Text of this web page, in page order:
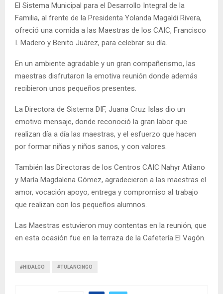
El Sistema Municipal para el Desarrollo Integral de la
Familia, al frente de la Presidenta Yolanda Magaldi Rivera,
ofreció una comida a las Maestras de los CAIC, Francisco
I. Madero y Benito Juárez, para celebrar su día.
En un ambiente agradable y un gran compañerismo, las
maestras disfrutaron la emotiva reunión donde además
recibieron unos pequeños presentes.
La Directora de Sistema DIF, Juana Cruz Islas dio un
emotivo mensaje, donde reconoció la gran labor que
realizan día a día las maestras, y el esfuerzo que hacen
por formar niñas y niños sanos, y con valores.
También las Directoras de los Centros CAIC Nahyr Atilano
y María Magdalena Gómez, agradecieron a las maestras el
amor, vocación apoyo, entrega y compromiso al trabajo
que realizan con los pequeños alumnos.
Las Maestras estuvieron muy contentas en la reunión, que
en esta ocasión fue en la terraza de la Cafetería El Vagón.
#HIDALGO #TULANCINGO